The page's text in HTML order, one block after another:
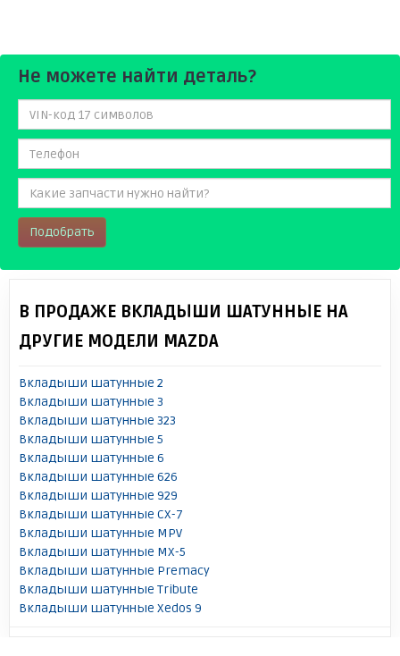
Не можете найти деталь?
Подобрать
В ПРОДАЖЕ ВКЛАДЫШИ ШАТУННЫЕ НА
ДРУГИЕ МОДЕЛИ MAZDA
Вкладыши шатунные 2
Вкладыши шатунные 3
Вкладыши шатунные 323
Вкладыши шатунные 5
Вкладыши шатунные 6
Вкладыши шатунные 626
Вкладыши шатунные 929
Вкладыши шатунные CX-7
Вкладыши шатунные MPV
Вкладыши шатунные MX-5
Вкладыши шатунные Premacy
Вкладыши шатунные Tribute
Вкладыши шатунные Xedos 9